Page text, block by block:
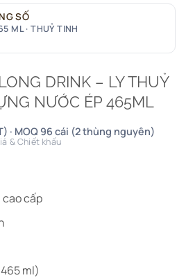
SỐ
ML · THUỶ TINH
DRINK – LY THUỶ
NƯỚC ÉP 465ML
· MOQ 96 cái (2 thùng nguyên)
& Chiết khấu
cấp
ml)